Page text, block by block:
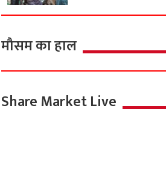
मौसम का हाल
Share Market Live